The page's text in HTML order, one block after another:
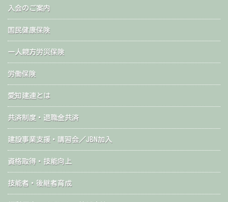
入会のご案内
国民健康保険
一人親方労災保険
労働保険
愛知建連とは
共済制度・退職金共済
建設事業支援・講習会／JBN加入
資格取得・技能向上
技能者・後継者育成